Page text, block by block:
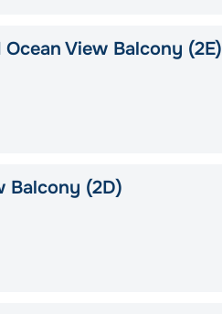
View Balcony (2E)
Balcony (2D)